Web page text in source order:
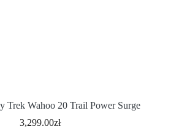
Trek Wahoo 20 Trail Power Surge
3,299.00zł